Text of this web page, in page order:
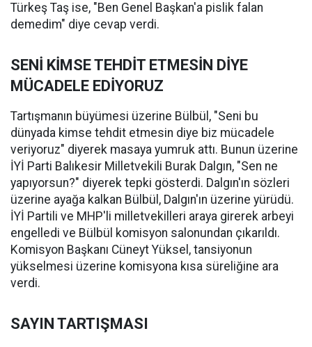
Türkeş Taş ise, "Ben Genel Başkan'a pislik falan
demedim" diye cevap verdi.
SENİ KİMSE TEHDİT ETMESİN DİYE
MÜCADELE EDİYORUZ
Tartışmanın büyümesi üzerine Bülbül, "Seni bu
dünyada kimse tehdit etmesin diye biz mücadele
veriyoruz" diyerek masaya yumruk attı. Bunun üzerine
İYİ Parti Balıkesir Milletvekili Burak Dalgın, "Sen ne
yapıyorsun?" diyerek tepki gösterdi. Dalgın'ın sözleri
üzerine ayağa kalkan Bülbül, Dalgın'ın üzerine yürüdü.
İYİ Partili ve MHP'li milletvekilleri araya girerek arbeyi
engelledi ve Bülbül komisyon salonundan çıkarıldı.
Komisyon Başkanı Cüneyt Yüksel, tansiyonun
yükselmesi üzerine komisyona kısa süreliğine ara
verdi.
SAYIN TARTIŞMASI